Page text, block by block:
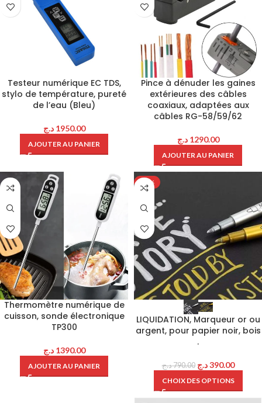
Testeur numérique EC TDS,
stylo de température, pureté
de l’eau (Bleu)
1950.00 د.ج
AJOUTER AU PANIER
Pince à dénuder les gaines
extérieures des câbles
coaxiaux, adaptées aux
câbles RG-58/59/62
1290.00 د.ج
AJOUTER AU PANIER
Thermomètre numérique de
cuisson, sonde électronique
TP300
1390.00 د.ج
AJOUTER AU PANIER
-51%
LIQUIDATION, Marqueur or ou
argent, pour papier noir, bois
.
790.00د.ج 390.00 د.ج
CHOIX DES OPTIONS